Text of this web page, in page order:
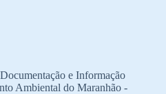
e Informação
Ambiental do Maranhão -